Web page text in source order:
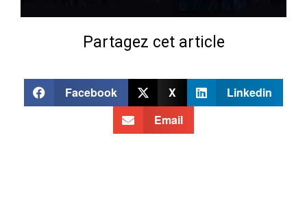
Partagez cet article
Facebook X
Linkedin
Email